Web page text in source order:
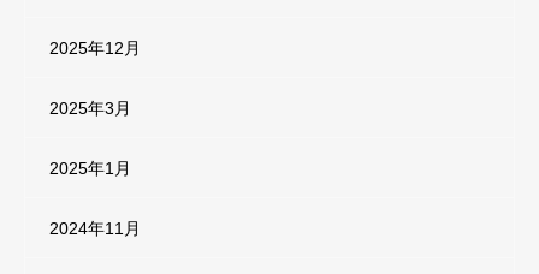
2025年12月
2025年3月
2025年1月
2024年11月